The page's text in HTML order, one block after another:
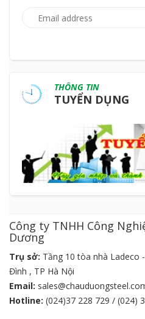
THÔNG TIN
TUYỂN DỤNG
Công ty TNHH Công
Dương
Trụ sở: Tầng 10 tòa nhà Ladeco
Đình , TP Hà Nội
Email:
Hotline: (024)37 228 729 / (024)